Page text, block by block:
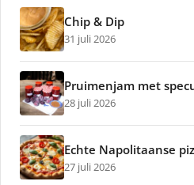
Chip & Dip
31 juli 2026
Pruimenjam met
28 juli 2026
Echte Napolitaanse
27 juli 2026